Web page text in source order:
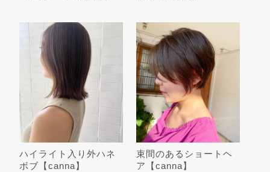
ハイライト入り外ハネ
ボブ︎【canna】
束間のあるショートヘ
ア︎【canna】